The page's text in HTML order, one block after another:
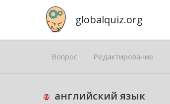
globalquiz.org
Вопрос Редактирование
английский язык